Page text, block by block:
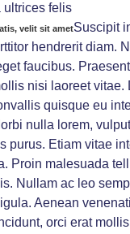
ultrices felis
velit sit ametSuscipit
hendrerit diam.
faucibus.
nisi laoreet vitae.
quisque eu
nulla lorem,
purus. Etiam vitae
Proin malesuada
Nullam ac leo
Aenean
orci erat